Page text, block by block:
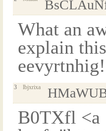
What an
explain
eevyrtnhig!
3 lbjxrixa
B0TXfl <a